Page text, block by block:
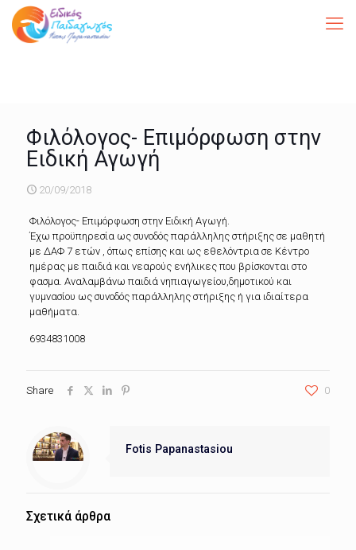
Φιλόλογος- Επιμόρφωση στην
Ειδική Αγωγή
20/09/2018
Φιλόλογος- Επιμόρφωση στην Ειδική Αγωγή.
Έχω προϋπηρεσία ως συνοδός παράλληλης στήριξης σε μαθητή
με ΔΑΦ 7 ετών , όπως επίσης και ως εθελόντρια σε Κέντρο
ημέρας με παιδιά και νεαρούς ενήλικες που βρίσκονται στο
φασμα. Αναλαμβάνω παιδιά νηπιαγωγείου,δημοτικού και
γυμνασίου ως συνοδός παράλληλης στήριξης ή για ιδιαίτερα
μαθήματα.
6934831008
Share 0
Fotis Papanastasiou
Σχετικά άρθρα